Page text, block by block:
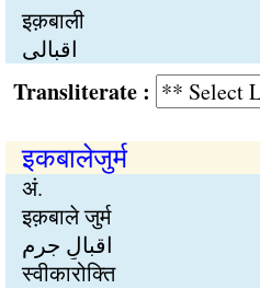
इक़बाली
اقبالی
:
इकबालेजुर्म
अं.
इक़बाले जुर्म
اقبالِ جرم
स्वीकारोक्ति